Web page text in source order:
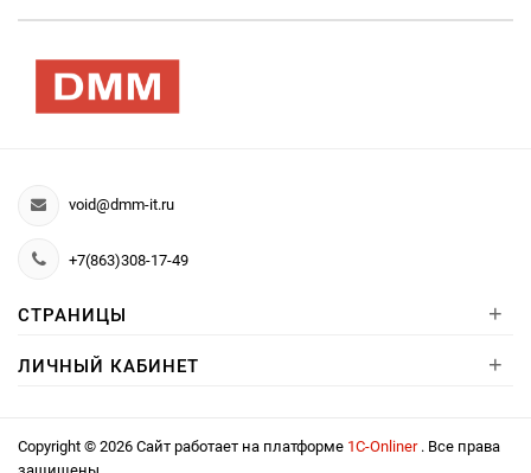
void@dmm-it.ru
+7(863)308-17-49
СТРАНИЦЫ +
ЛИЧНЫЙ КАБИНЕТ +
Copyright © 2026 Сайт работает на платформе 1С-Onliner . Все права